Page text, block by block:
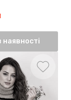
наявності